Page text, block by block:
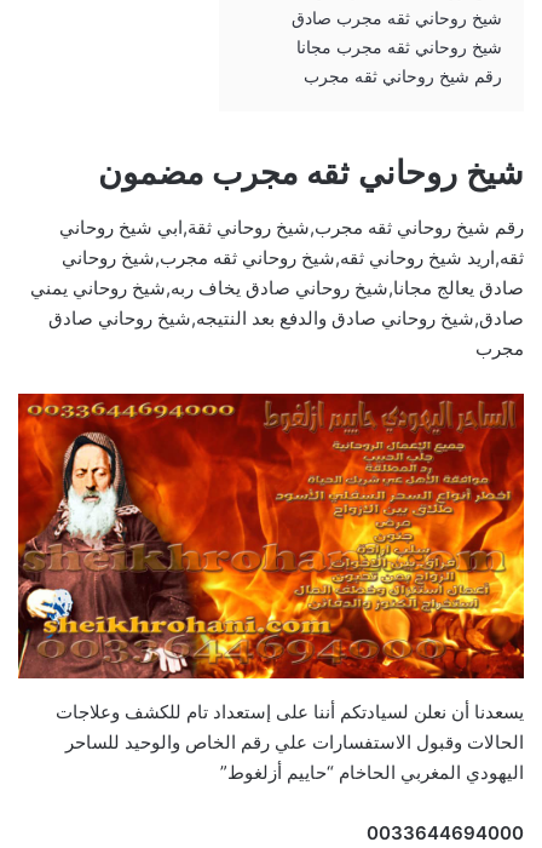
شيخ روحاني ثقه مجرب صادق
شيخ روحاني ثقه مجرب مجانا
رقم شيخ روحاني ثقه مجرب
شيخ روحاني ثقه مجرب مضمون
رقم شيخ روحاني ثقه مجرب,شيخ روحاني ثقة,ابي شيخ روحاني
ثقه,اريد شيخ روحاني ثقه,شيخ روحاني ثقه مجرب,شيخ روحاني
صادق يعالج مجانا,شيخ روحاني صادق يخاف ربه,شيخ روحاني يمني
صادق,شيخ روحاني صادق والدفع بعد النتيجه,شيخ روحاني صادق
مجرب
يسعدنا أن نعلن لسيادتكم أننا على إستعداد تام للكشف وعلاجات
الحالات وقبول الاستفسارات علي رقم الخاص والوحيد للساحر
اليهودي المغربي الحاخام “حاييم أزلغوط”
0033644694000